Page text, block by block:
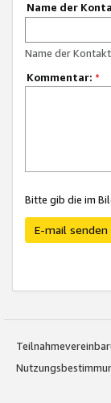
Name der
Name der
Kommentar: *
Bitte gib die im
E-mail senden